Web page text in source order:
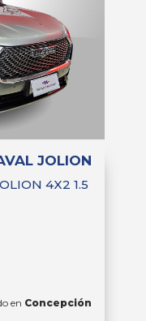
JOLION
4X2 1.5
en Concepción